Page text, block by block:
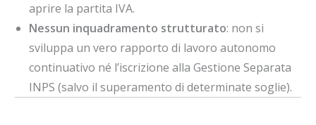
aprire la partita IVA.
Nessun inquadramento strutturato: non si
sviluppa un vero rapporto di lavoro autonomo
continuativo né l’iscrizione alla Gestione Separata
INPS (salvo il superamento di determinate soglie).